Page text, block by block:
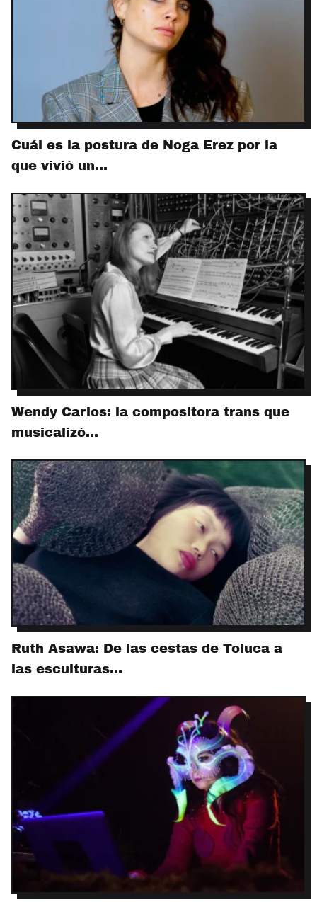
Cuál es la postura de Noga Erez por la
que vivió un…
Wendy Carlos: la compositora trans que
musicalizó…
Ruth Asawa: De las cestas de Toluca a
las esculturas…